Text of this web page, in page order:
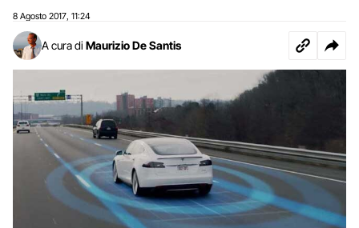
8 Agosto 2017 11:24
A cura di Maurizio De Santis